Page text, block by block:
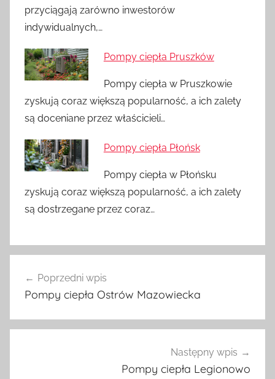
przyciągają zarówno inwestorów
indywidualnych,…
Pompy ciepła Pruszków
Pompy ciepła w Pruszkowie
zyskują coraz większą popularność, a ich zalety
są doceniane przez właścicieli…
Pompy ciepła Płońsk
Pompy ciepła w Płońsku
zyskują coraz większą popularność, a ich zalety
są dostrzegane przez coraz…
wpisu
Poprzedni wpis
Pompy ciepła Ostrów Mazowiecka
Następny wpis
Pompy ciepła Legionowo